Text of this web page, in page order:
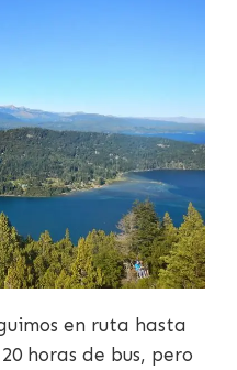
en ruta hasta
horas de bus, pero